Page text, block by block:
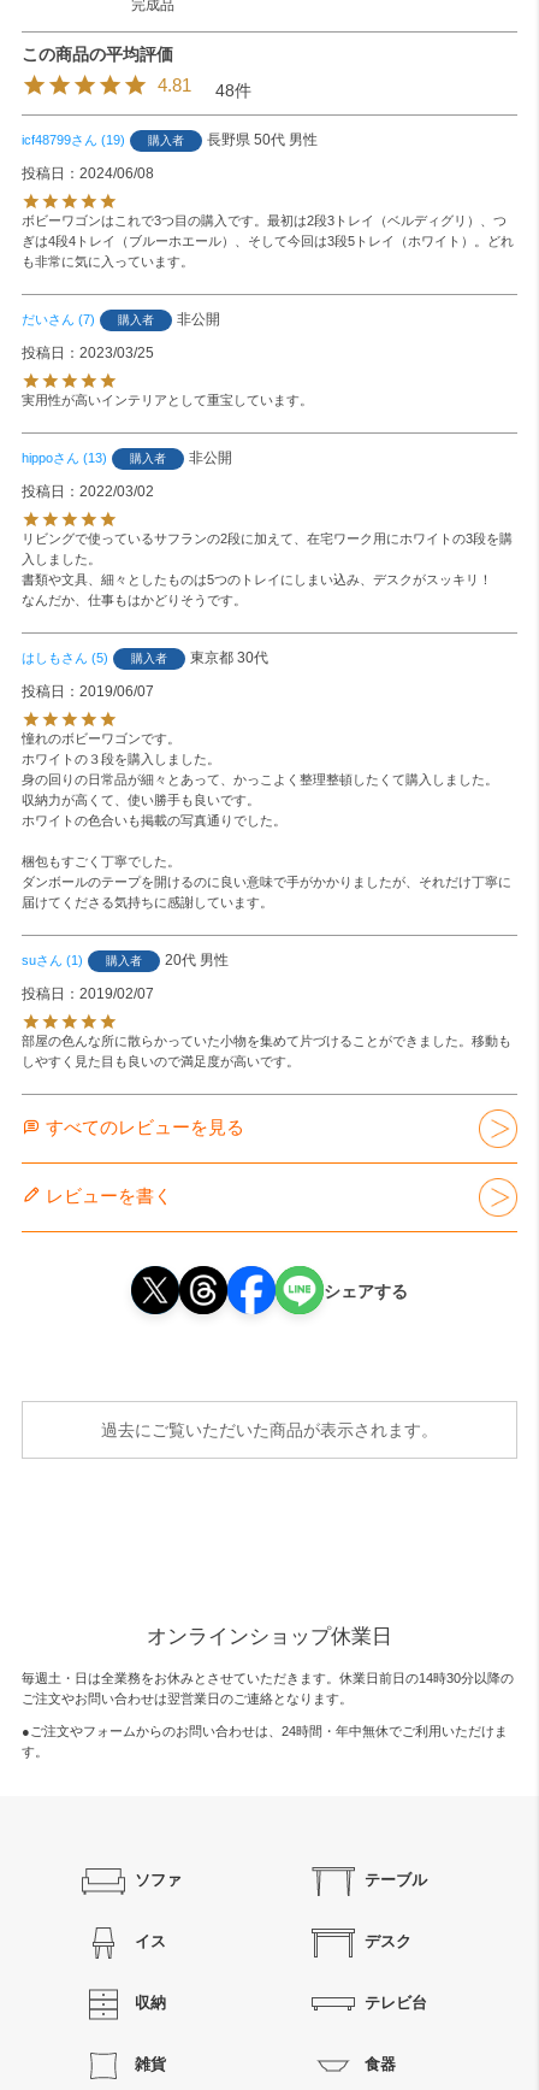
完成品
4.81 48
icf48799 19 購入者 長野県 50代 男性
投稿日
2024/06/08
ボビーワゴンはこれで3つ目の購入です。最初は2段3トレイ（ベルディグリ）、つ
ぎは4段4トレイ（ブルーホエール）、そして今回は3段5トレイ（ホワイト）。どれ
も非常に気に入っています。
だい 7 購入者
非公開
投稿日
2023/03/25
実用性が高いインテリアとして重宝しています。
hippo 13 購入者
非公開
投稿日
2022/03/02
リビングで使っているサフランの2段に加えて、在宅ワーク用にホワイトの3段を購
入しました。
書類や文具、細々としたものは5つのトレイにしまい込み、デスクがスッキリ！
なんだか、仕事もはかどりそうです。
はしも 5 購入者 東京都 30代
投稿日
2019/06/07
憧れのボビーワゴンです。
ホワイトの３段を購入しました。
身の回りの日常品が細々とあって、かっこよく整理整頓したくて購入しました。
収納力が高くて、使い勝手も良いです。
ホワイトの色合いも掲載の写真通りでした。
梱包もすごく丁寧でした。
ダンボールのテープを開けるのに良い意味で手がかかりましたが、それだけ丁寧に
届けてくださる気持ちに感謝しています。
su 1 購入者 20代 男性
投稿日
2019/02/07
部屋の色んな所に散らかっていた小物を集めて片づけることができました。移動も
しやすく見た目も良いので満足度が高いです。
すべてのレビューを見る
レビューを書く
シェアする
過去にご覧いただいた商品が表示されます。
オンラインショップ休業日
毎週土・日は全業務をお休みとさせていただきます。休業日前日の14時30分以降の
ご注文やお問い合わせは翌営業日のご連絡となります。
●ご注文やフォームからのお問い合わせは、 24時間・年中無休でご利用いただけま
す。
ソファ テーブル
イス デスク
収納 テレビ台
雑貨 食器